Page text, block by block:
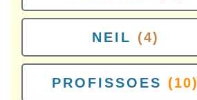
NEIL (4)
PROFISSOES (10)